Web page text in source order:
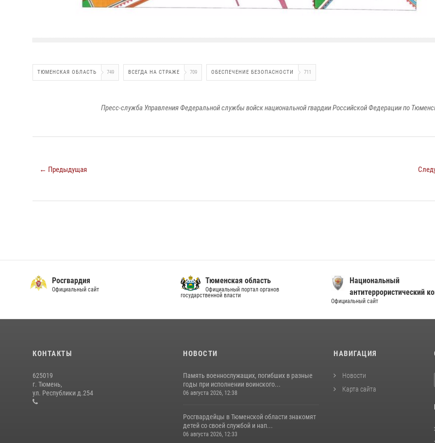
ТЮМЕНСКАЯ ОБЛАСТЬ 749 ВСЕГДА НА СТРАЖЕ 709 ОБЕСПЕЧЕНИЕ БЕЗОПАСНОСТИ 711
Пресс-служба Управления Федеральной службы войск национальной гвардии Российской Федерации по
← Предыдущая
Росгвардия
Официальный сайт
Тюменская область
Официальный портал органов
государственной власти
Национальный
антитеррористический
Официальный сайт
КОНТАКТЫ
625019
г. Тюмень,
ул. Республики д.254
НОВОСТИ
Память военнослужащих, погибших в разные
годы при исполнении воинского...
06 августа 2026, 12:38
Росгвардейцы в Тюменской области знакомят
детей со своей службой и нап...
06 августа 2026, 12:33
НАВИГАЦИЯ
Новости
Карта сайта